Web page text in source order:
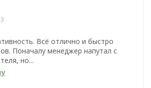
В корзину
Всё отлично и быстро
Поначалу менеджер напутал с
но...